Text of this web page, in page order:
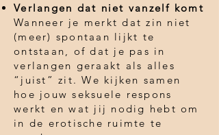
Verlangen dat niet vanzelf komt
Wanneer je merkt dat zin niet
(meer) spontaan lijkt te
ontstaan, of dat je pas in
verlangen geraakt als alles
“juist” zit. We kijken samen
hoe jouw seksuele respons
werkt en wat jij nodig hebt om
in de erotische ruimte te